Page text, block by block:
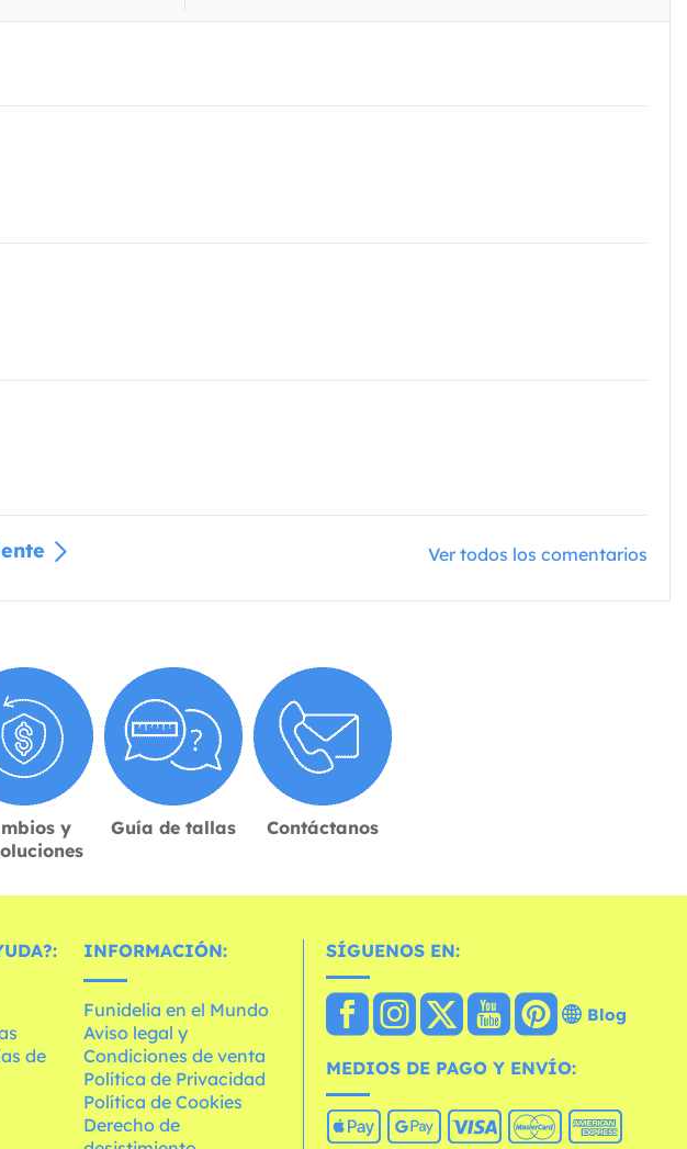
Ver todos los comentarios
y
Guía de tallas Contáctanos
de
INFORMACIÓN:
Funidelia en el Mundo
Aviso legal y
Condiciones de venta
Política de Privacidad
Política de Cookies
Derecho de
SÍGUENOS EN:
Blog
MEDIOS DE PAGO Y ENVÍO: